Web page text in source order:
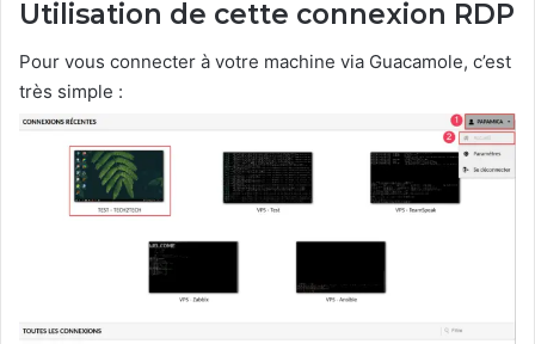
Utilisation de cette connexion RDP
Pour vous connecter à votre machine via Guacamole, c’est
très simple :